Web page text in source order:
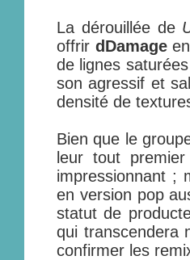
La dérouillée de
offrir dDamageen
de lignes
son agressif et
densité de
Bien que le
leur tout
impressionnant ;
en version pop
statut de
qui transcendera
confirmer les